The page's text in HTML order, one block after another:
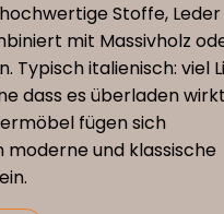
Auswahl aus drei
verfügbar
Stoffe, Leder
mit Massivholz
Typisch italienisch: viel
dass es überladen
fügen sich
moderne und klassische